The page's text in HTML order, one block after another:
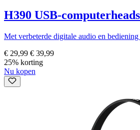
H390 USB-
Met verbeterde digitale audio en bediening
€ 29,99 € 39,99
25% korting
Nu kopen